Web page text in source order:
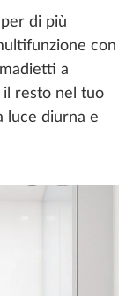
di più
con
a
resto nel tuo
luce diurna e